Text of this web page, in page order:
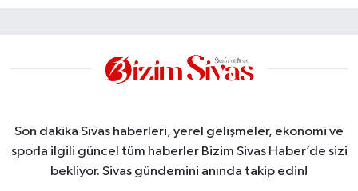
Son dakika Sivas haberleri, yerel gelişmeler, ekonomi ve
sporla ilgili güncel tüm haberler Bizim Sivas Haber’de sizi
bekliyor. Sivas gündemini anında takip edin!